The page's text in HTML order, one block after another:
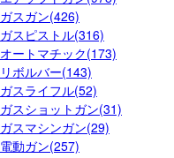
ガスガン(426)
ガスピストル(316)
オートマチック(173)
リボルバー(143)
ガスライフル(52)
ガスショットガン(31)
ガスマシンガン(29)
電動ガン(257)